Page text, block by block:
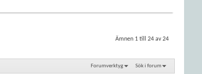
Ämnen 1 till 24 av 24
Forumverktyg Sök i forum